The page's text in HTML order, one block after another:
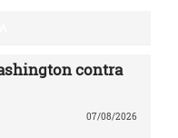
contra
07/08/2026